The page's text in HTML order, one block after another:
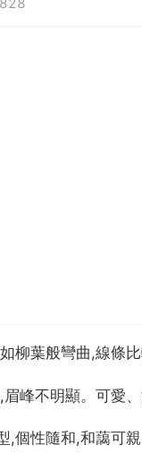
柳葉般彎曲,線條比
峰不明顯。可愛
個性隨和,和藹可親